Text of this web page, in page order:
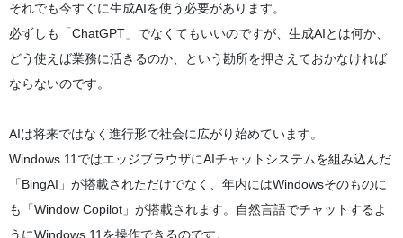
それでも今すぐに生成AIを使う必要があります。
必ずしも「ChatGPT」でなくてもいいのですが、生成AIとは何か、
どう使えば業務に活きるのか、という勘所を押さえておかなければ
ならないのです。
AIは将来ではなく進行形で社会に広がり始めています。
Windows 11ではエッジブラウザにAIチャットシステムを組み込んだ
「BingAI」が搭載されただけでなく、年内にはWindowsそのものに
も「Window Copilot」が搭載されます。自然言語でチャットするよ
うにWindows 11を操作できるのです。